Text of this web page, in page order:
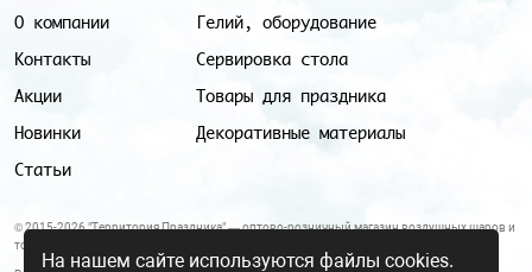
О компании
Контакты
Акции
Новинки
Статьи
Гелий, оборудование
Сервировка стола
Товары для праздника
Декоративные материалы
© 2015-2026 "Территория Праздника" — оптово-розничный магазин воздушных шаров и
товаров для праздника.
На нашем сайте используются файлы cookies.